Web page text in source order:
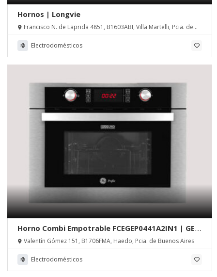
Hornos | Longvie
Francisco N. de Laprida 4851, B1603ABI, Villa Martelli, Pcia. de
Electrodomésticos
Horno Combi Empotrable FCEGEP0441A2IN1 | GE
Appliances
Valentín Gómez 151, B1706FMA, Haedo, Pcia. de Buenos Aires
Electrodomésticos